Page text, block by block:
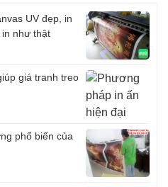
UV đẹp, in
in như thật
giá tranh treo
phổ biến của